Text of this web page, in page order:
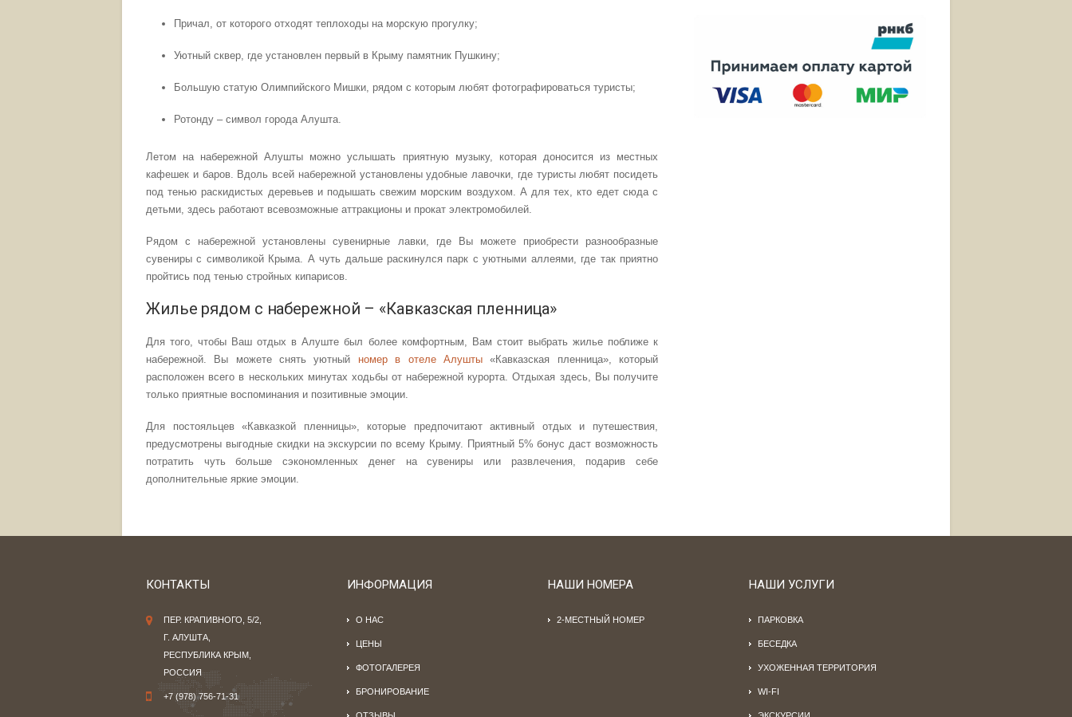
Причал, от которого отходят теплоходы на морскую прогулку;
Уютный сквер, где установлен первый в Крыму памятник Пушкину;
Большую статую Олимпийского Мишки, рядом с которым любят фотографироваться туристы;
Ротонду – символ города Алушта.
Летом на набережной Алушты можно услышать приятную музыку, которая доносится из местных
кафешек и баров. Вдоль всей набережной установлены удобные лавочки, где туристы любят посидеть
под тенью раскидистых деревьев и подышать свежим морским воздухом. А для тех, кто едет сюда с
детьми, здесь работают всевозможные аттракционы и прокат электромобилей.
Рядом с набережной установлены сувенирные лавки, где Вы можете приобрести разнообразные
сувениры с символикой Крыма. А чуть дальше раскинулся парк с уютными аллеями, где так приятно
пройтись под тенью стройных кипарисов.
Жилье рядом с набережной – «Кавказская пленница»
Для того, чтобы Ваш отдых в Алуште был более комфортным, Вам стоит выбрать жилье поближе к
набережной. Вы можете снять уютный номер в отеле Алушты«Кавказская пленница», который
расположен всего в нескольких минутах ходьбы от набережной курорта. Отдыхая здесь, Вы получите
только приятные воспоминания и позитивные эмоции.
Для постояльцев «Кавказкой пленницы», которые предпочитают активный отдых и путешествия,
предусмотрены выгодные скидки на экскурсии по всему Крыму. Приятный 5% бонус даст возможность
потратить чуть больше сэкономленных денег на сувениры или развлечения, подарив себе
дополнительные яркие эмоции.
КОНТАКТЫ
ПЕР. КРАПИВНОГО, 5/2,
Г. АЛУШТА,
РЕСПУБЛИКА КРЫМ,
РОССИЯ
+7 (978) 756-71-31
ИНФОРМАЦИЯ
О НАС
ЦЕНЫ
ФОТОГАЛЕРЕЯ
БРОНИРОВАНИЕ
ОТЗЫВЫ
НАШИ НОМЕРА
2-МЕСТНЫЙ НОМЕР
НАШИ УСЛУГИ
ПАРКОВКА
БЕСЕДКА
УХОЖЕННАЯ ТЕРРИТОРИЯ
WI-FI
ЭКСКУРСИИ